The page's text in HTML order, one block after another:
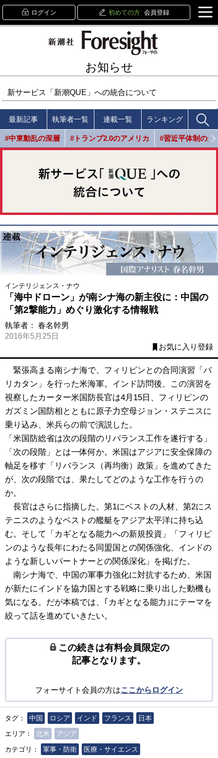
ログイン 初めての方 会員登録
お知らせ
新サービス「新潮QUE」への統合について
最新記事 執筆者一覧 連載一覧 ランキング
#中東動乱の深層 #トランプ2.0のアメリカ #習近平体制の光
インテリジェンス・ナウ
「海中ドローン」が南シナ海の新主役に：中国の
「第2撃能力」めぐり激化する情報戦
執筆者： 春名幹男
2016年5月25日
お気に入り登録
緊張高まる南シナ海で、フィリピンとの合同演習「バ
リカタン」を行った米海軍。インド訪問後、この演習を
視察したカーター米国防長官は4月15日、フィリピンの
ガズミン国防相とともに原子力空母ジョン・ステニスに
乗り込み、米兵らの前で演説した。
「米国防総省は次の段階のリバランス工作を遂行する」
「次の段階」とは一体何か。米国はアジアに安全保障の
軸足を移す「リバランス（再均衡）政策」を進めてきた
が、次の段階では、果たしてどのような工作を行うの
か。
長官はさらに指摘した。第1にベストの人材、第2にス
テニスのようなベストの艦艇をアジア太平洋に持ち込
む。そして「カギとなる能力への新規投資」「フィリピ
ンのような長年にわたる同盟国との関係強化、インドの
ような新しいパートナーとの関係深化」を掲げた。
南シナ海で、中国の軍事力強化に対抗するため、米国
が新たにインドを協力国とする戦略に乗り出した動機も
気になる。だが本稿では、｢カギとなる能力｣にテーマを
絞って話を進めていきたい。
この続きは有料会員限定の
記事となります。
フォーサイト会員の方はここからログイン
タグ： 中国 ロシア インド フランス
日本
エリア：
北米
アジア
カテゴリ：
軍事・防衛 医療・サイエンス